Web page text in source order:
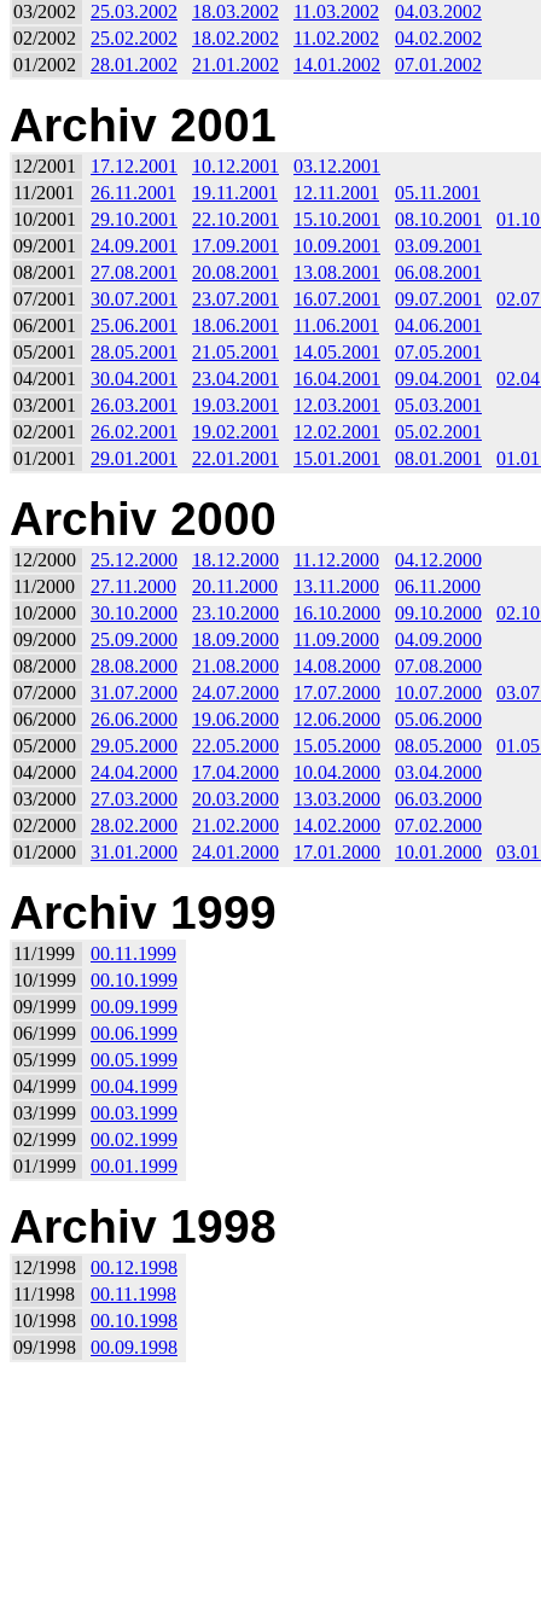
03/2002
25.03.2002 18.03.2002 11.03.2002
04.03.2002
02/2002
25.02.2002 18.02.2002 11.02.2002
04.02.2002
01/2002
28.01.2002 21.01.2002 14.01.2002 07.01.2002
Archiv 2001
12/2001 17.12.2001 10.12.2001
03.12.2001
11/2001
26.11.2001 19.11.2001 12.11.2001
05.11.2001
10/2001
29.10.2001 22.10.2001 15.10.2001 08.10.2001
09/2001
24.09.2001 17.09.2001 10.09.2001
03.09.2001
08/2001
27.08.2001 20.08.2001 13.08.2001
06.08.2001
07/2001
30.07.2001 23.07.2001 16.07.2001 09.07.2001
06/2001
25.06.2001 18.06.2001 11.06.2001
04.06.2001
05/2001
28.05.2001 21.05.2001 14.05.2001
07.05.2001
04/2001
30.04.2001 23.04.2001 16.04.2001 09.04.2001
03/2001
26.03.2001 19.03.2001 12.03.2001
05.03.2001
02/2001
26.02.2001 19.02.2001 12.02.2001
05.02.2001
01/2001
29.01.2001 22.01.2001 15.01.2001 08.01.2001
Archiv 2000
12/2000 25.12.2000 18.12.2000 11.12.2000
04.12.2000
11/2000
27.11.2000 20.11.2000 13.11.2000
06.11.2000
10/2000
30.10.2000 23.10.2000 16.10.2000 09.10.2000
09/2000
25.09.2000 18.09.2000 11.09.2000
04.09.2000
08/2000
28.08.2000 21.08.2000 14.08.2000
07.08.2000
07/2000
31.07.2000 24.07.2000 17.07.2000 10.07.2000
06/2000
26.06.2000 19.06.2000 12.06.2000
05.06.2000
05/2000
29.05.2000 22.05.2000 15.05.2000 08.05.2000
04/2000
24.04.2000 17.04.2000 10.04.2000
03.04.2000
03/2000
27.03.2000 20.03.2000 13.03.2000
06.03.2000
02/2000
28.02.2000 21.02.2000 14.02.2000
07.02.2000
01/2000
31.01.2000 24.01.2000 17.01.2000 10.01.2000
Archiv 1999
11/1999
00.11.1999
10/1999
00.10.1999
09/1999
00.09.1999
06/1999
00.06.1999
05/1999
00.05.1999
04/1999
00.04.1999
03/1999
00.03.1999
02/1999
00.02.1999
01/1999
00.01.1999
Archiv 1998
12/1998
00.12.1998
11/1998
00.11.1998
10/1998
00.10.1998
09/1998
00.09.1998